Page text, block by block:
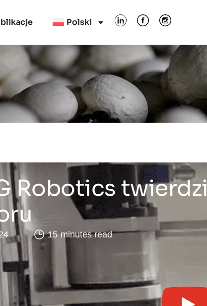
Polski
Robotics
15 minutes read